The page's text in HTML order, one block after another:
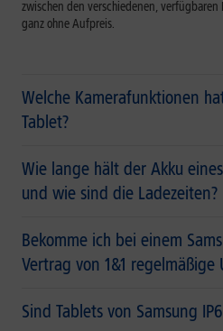
zwischen den verschiedenen,
ganz ohne Aufpreis.
Welche Kamerafunktionen
Tablet?
Wie lange hält der Akku
und wie sind die Ladezeiten?
Bekomme ich bei einem
Vertrag von 1&1 regelmäßige
Sind Tablets von Samsung